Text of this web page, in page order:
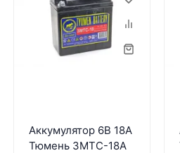
Аккумулятор 6В 18А
Тюмень 3МТС-18А